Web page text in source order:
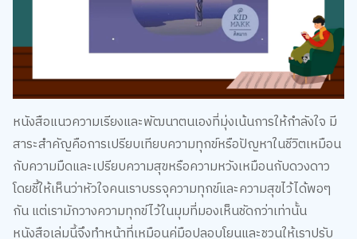
หนังสือแนวความเรียงและพัฒนาตนเองที่มุ่งเน้นการให้กำลังใจ มี
สาระสำคัญคือการเปรียบเทียบความทุกข์หรือปัญหาในชีวิตเหมือน
กับความมืดและเปรียบความสุขหรือความหวังเหมือนกับดวงดาว
โดยชี้ให้เห็นว่าหัวใจคนเราบรรจุความทุกข์และความสุขไว้ได้พอๆ
กัน แต่เรามักวางความทุกข์ไว้ในมุมที่มองเห็นชัดกว่าเท่านั้น
หนังสือเล่มนี้จึงทำหน้าที่เหมือนคู่มือปลอบโยนและชวนให้เราปรับ
มุมมองเพื่อค้นหาความสุขที่ซ่อนอยู่นั่นเองค่ะ